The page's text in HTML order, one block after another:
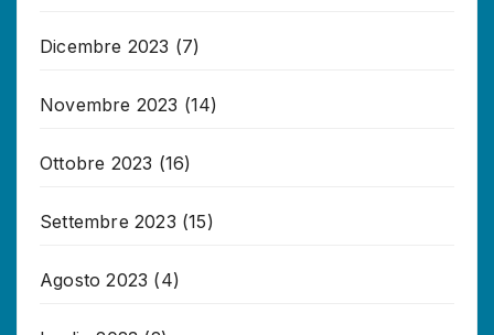
Dicembre 2023 (7)
Novembre 2023 (14)
Ottobre 2023 (16)
Settembre 2023 (15)
Agosto 2023 (4)